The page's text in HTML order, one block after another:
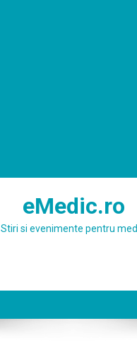
eMedic.ro
Stiri si evenimente pentru